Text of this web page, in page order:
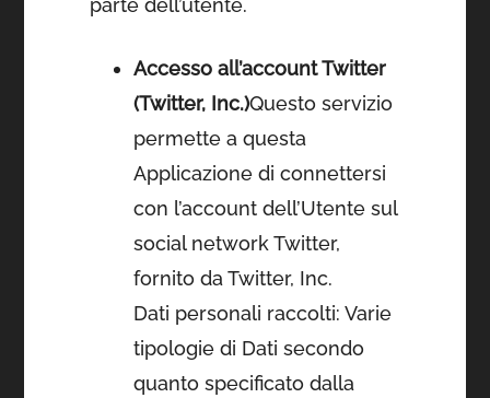
parte dell’utente.
Accesso all’account Twitter
(Twitter, Inc.)Questo servizio
permette a questa
Applicazione di connettersi
con l’account dell’Utente sul
social network Twitter,
fornito da Twitter, Inc.
Dati personali raccolti: Varie
tipologie di Dati secondo
quanto specificato dalla